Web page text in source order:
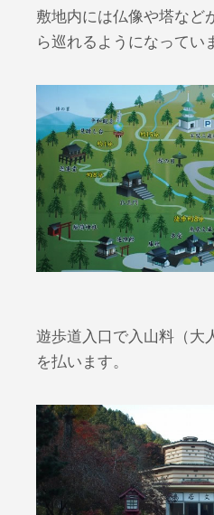
敷地内には仏像や塔など
ら巡れるようになってい
遊歩道入口で入山料（大
を払います。